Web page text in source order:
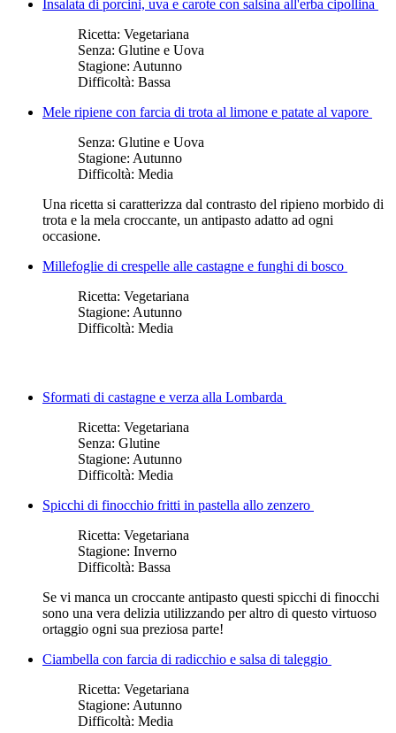
Insalata di porcini, uva e carote con salsina all'erba cipollina
Ricetta: Vegetariana
Senza: Glutine e Uova
Stagione: Autunno
Difficoltà: Bassa
Mele ripiene con farcia di trota al limone e patate al vapore
Senza: Glutine e Uova
Stagione: Autunno
Difficoltà: Media
Una ricetta si caratterizza dal contrasto del ripieno morbido di
trota e la mela croccante, un antipasto adatto ad ogni
occasione.
Millefoglie di crespelle alle castagne e funghi di bosco
Ricetta: Vegetariana
Stagione: Autunno
Difficoltà: Media
Sformati di castagne e verza alla Lombarda
Ricetta: Vegetariana
Senza: Glutine
Stagione: Autunno
Difficoltà: Media
Spicchi di finocchio fritti in pastella allo zenzero
Ricetta: Vegetariana
Stagione: Inverno
Difficoltà: Bassa
Se vi manca un croccante antipasto questi spicchi di finocchi
sono una vera delizia utilizzando per altro di questo virtuoso
ortaggio ogni sua preziosa parte!
Ciambella con farcia di radicchio e salsa di taleggio
Ricetta: Vegetariana
Stagione: Autunno
Difficoltà: Media